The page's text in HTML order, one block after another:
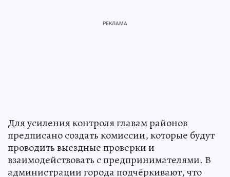
Для усиления контроля главам районов
предписано создать комиссии, которые будут
проводить выездные проверки и
взаимодействовать с предпринимателями. В
администрации города подчёркивают, что